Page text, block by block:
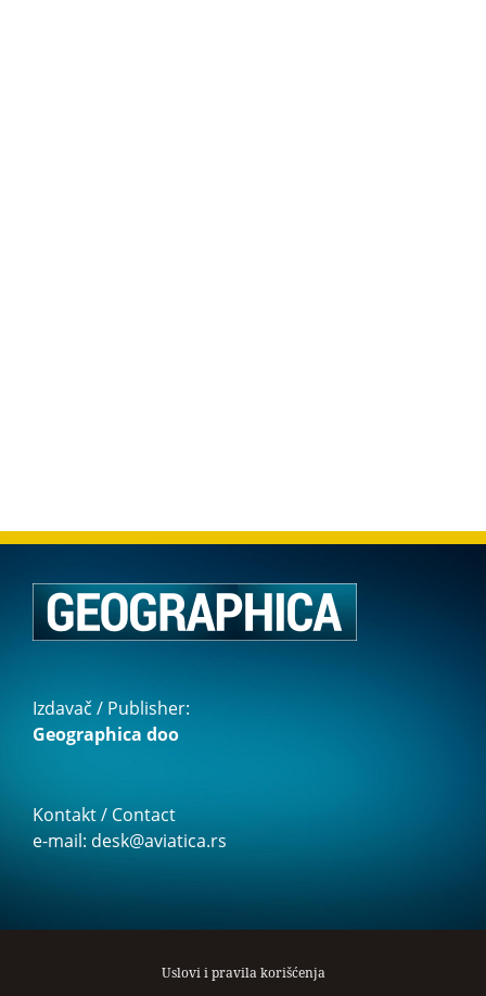
Izdavač / Publisher:
Geographica doo
Kontakt / Contact
e-mail: desk@aviatica.rs
Uslovi i pravila korišćenja